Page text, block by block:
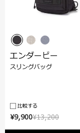
¥13,200
¥9,900
エンダービー
スリングバッグ
比較する